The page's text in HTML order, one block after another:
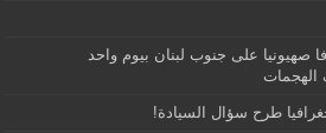
21 يونيو.. 113 مقذوفا صهيونيا على جنوب لبنان بيوم واحد
الهجمات
طرح سؤال السيادة!